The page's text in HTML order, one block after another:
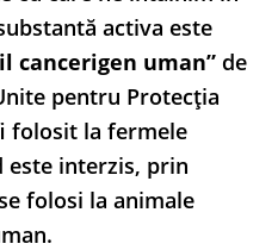
activa este
cancerigen uman” de
pentru Protecția
folosit la fermele
este interzis, prin
folosi la animale